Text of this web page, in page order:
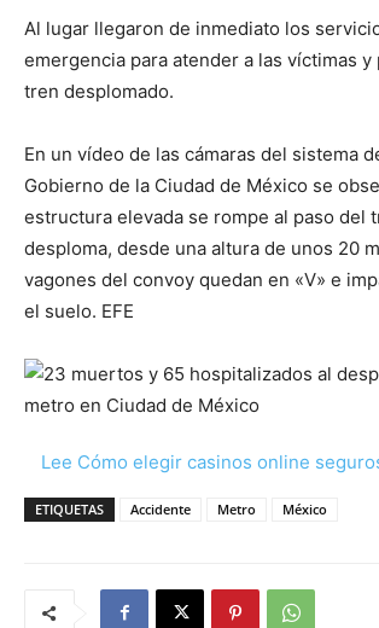
Al lugar llegaron de inmediato los
emergencia para atender a las víctimas y
tren desplomado.
En un vídeo de las cámaras del sistema
Gobierno de la Ciudad de México se
estructura elevada se rompe al paso del
desploma, desde una altura de unos 20
vagones del convoy quedan en «V» e
el suelo. EFE
Lee Cómo elegir casinos online
ETIQUETAS Accidente Metro México